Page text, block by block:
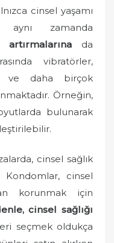
cinsel yaşamı
aynı zamanda
da
vibratörler,
ve daha birçok
Örneğin,
bulunarak
cinsel sağlık
cinsel
korunmak için
cinsel sağlığı
seçmek oldukça